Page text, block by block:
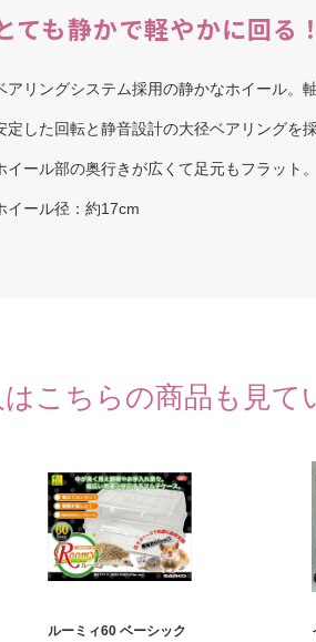
ても静かで軽やかに回る！
アリングシステム採用の静かなホイール。
定した回転と静音設計の大径ベアリングを採
イール部の奥行きが広くて足元もフラット。
イール径：約17cm
こちらの商品も見て
ルーミィ60 ベーシック